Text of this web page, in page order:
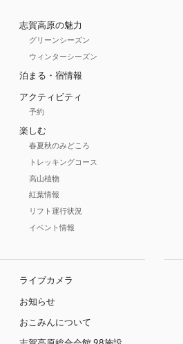
志賀高原の魅力
グリーンシーズン
ウィンターシーズン
泊まる・宿情報
アクティビティ
予約
楽しむ
春夏秋のみどころ
トレッキングコース
高山植物
紅葉情報
リフト運行状況
イベント情報
ライブカメラ
お知らせ
おこみんについて